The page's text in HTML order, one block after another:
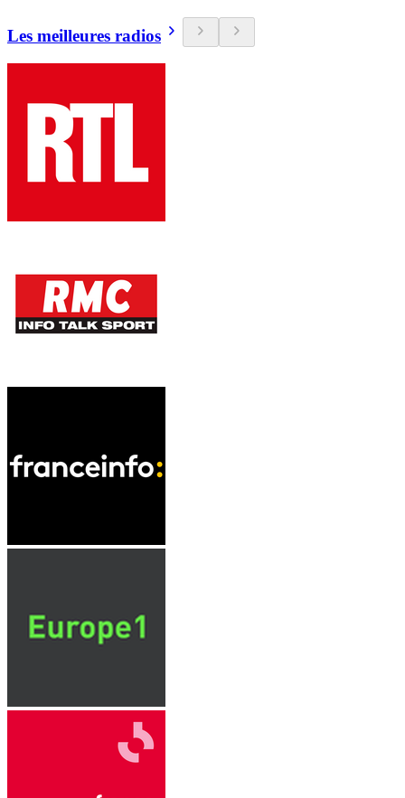
Les meilleures radios